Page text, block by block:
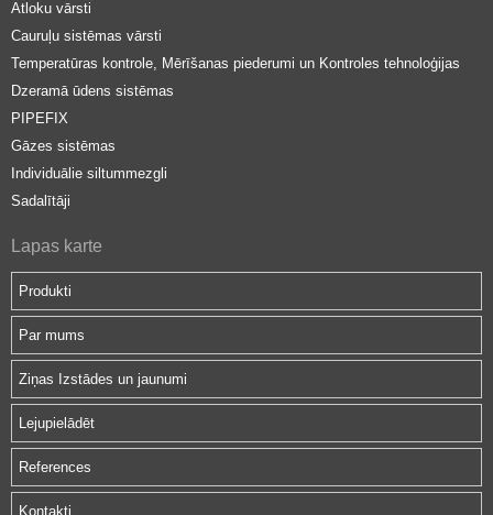
Atloku vārsti
Cauruļu sistēmas vārsti
Temperatūras kontrole, Mērīšanas piederumi un Kontroles tehnoloģijas
Dzeramā ūdens sistēmas
PIPEFIX
Gāzes sistēmas
Individuālie siltummezgli
Sadalītāji
Lapas karte
Produkti
Par mums
Ziņas Izstādes un jaunumi
Lejupielādēt
References
Kontakti